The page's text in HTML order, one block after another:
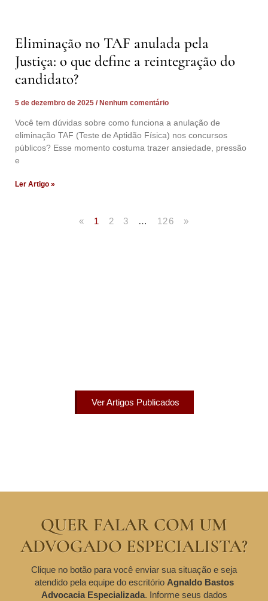
Eliminação no TAF anulada pela
Justiça: o que define a reintegração do
candidato?
5 de dezembro de 2025 Nenhum comentário
Você tem dúvidas sobre como funciona a anulação de
eliminação TAF (Teste de Aptidão Física) nos concursos
públicos? Esse momento costuma trazer ansiedade, pressão
e
Ler Artigo »
« 1 2 3 … 126 »
Ver Artigos Publicados
QUER FALAR COM UM
ADVOGADO ESPECIALISTA?
Clique no botão para você enviar sua situação e seja
atendido pela equipe do escritório Agnaldo Bastos
Advocacia Especializada. Informe seus dados